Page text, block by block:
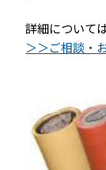
詳細について
＞＞ご相談・